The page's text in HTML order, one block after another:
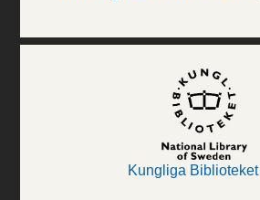
Kungliga Biblioteket